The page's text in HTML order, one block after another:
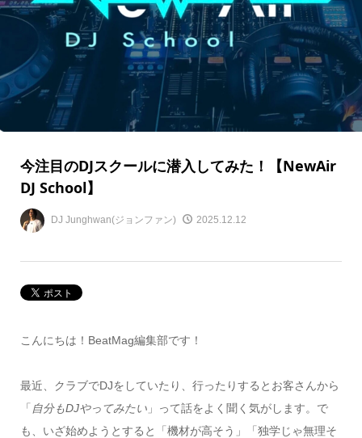
今注目のDJスクールに潜入してみた！【NewAir
DJ School】
DJ Junghwan(ジョンファン) 2025.12.12
こんにちは！BeatMag編集部です！
最近、クラブでDJをしていたり、行ったりするとお客さんから
「 自分もDJやってみたい」って話をよく聞く気がします。で
も、いざ始めようとすると「機材が高そう」「独学じゃ無理そ